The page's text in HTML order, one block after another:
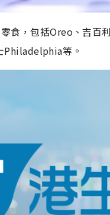
食，包括Oreo、吉百
等。